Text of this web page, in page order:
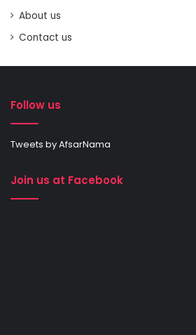
About us
Contact us
Follow us
Tweets by AfsarNama
Join us at Facebook